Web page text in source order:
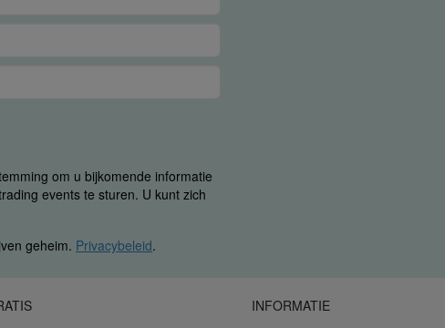
om u bijkomende informatie
events te sturen. U kunt zich
geheim. Privacybeleid.
INFORMATIE